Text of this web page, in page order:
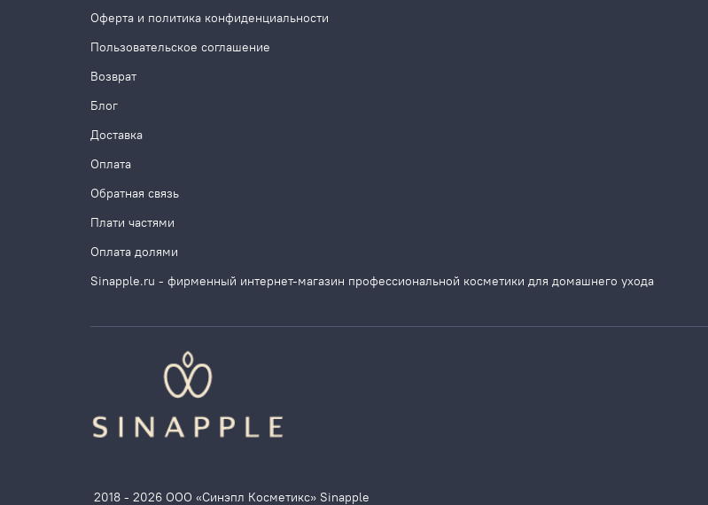
Оферта и политика конфиденциальности
Пользовательское соглашение
Возврат
Блог
Доставка
Оплата
Обратная связь
Плати частями
Оплата долями
Sinapple.ru - фирменный интернет-магазин профессиональной косметики для домашнего ухода
2018 - 2026 ООО «Синэпл Косметикс» Sinapple